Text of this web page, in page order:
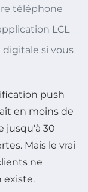
téléphone
LCL
si vous
push
en moins de
jusqu'à 30
Mais le vrai
ne
existe.